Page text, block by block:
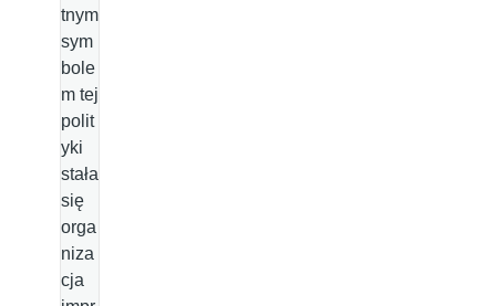
tnym
sym
bole
m tej
polit
yki
stała
się
orga
niza
cja